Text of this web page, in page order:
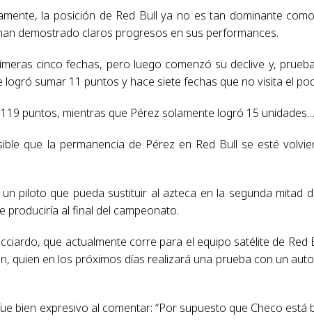
la posición de Red Bull ya no es tan dominante
demostrado claros progresos en sus performances.
cinco fechas, pero luego comenzó su declive y,
sumar 11 puntos y hace siete fechas que no visita el
puntos, mientras que Pérez solamente logró 15
que la permanencia de Pérez en Red Bull se esté
piloto que pueda sustituir al azteca en la segunda mitad
produciría al final del campeonato.
que actualmente corre para el equipo satélite de Red
quien en los próximos días realizará una prueba con un
bien expresivo al comentar: “Por supuesto que Checo está